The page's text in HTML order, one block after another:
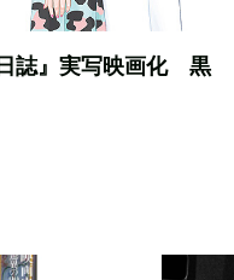
誌』実写映画化 黒